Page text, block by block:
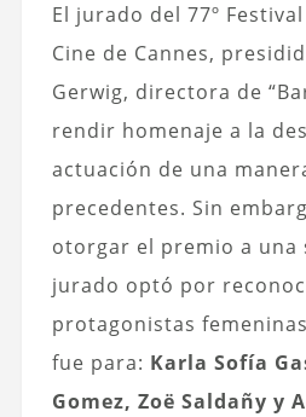
El jurado del 77º
Cine de Cannes,
Gerwig, directora de
rendir homenaje a la
actuación de una
precedentes. Sin
otorgar el premio a una
jurado optó por
protagonistas
fue para: Karla Sofía
Gomez, Zoë Saldañy y